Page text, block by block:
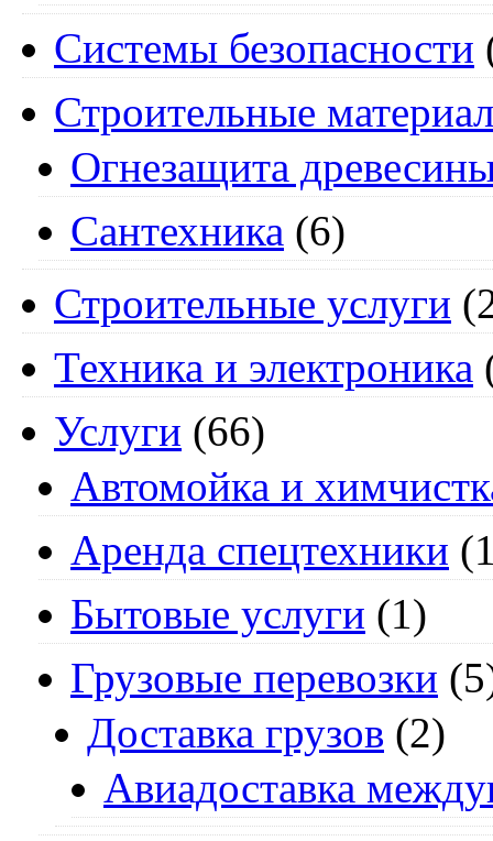
Системы безопасности
Строительные
Огнезащита
Сантехника (6)
Строительные услуги
Техника и электроника
Услуги (66)
Автомойка и
Аренда спецтехники
Бытовые услуги (1)
Грузовые перевозки
Доставка грузов (2)
Авиадоставка